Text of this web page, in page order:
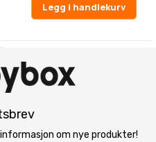
Legg i handlekurv
om nye produkter!